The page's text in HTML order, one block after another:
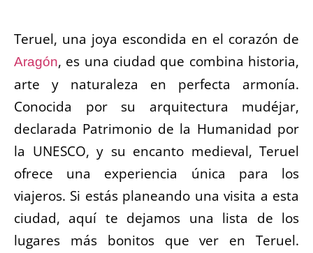
Teruel, una joya escondida en el corazón de
Aragón, es una ciudad que combina historia,
arte y naturaleza en perfecta armonía.
Conocida por su arquitectura mudéjar,
declarada Patrimonio de la Humanidad por
la UNESCO, y su encanto medieval, Teruel
ofrece una experiencia única para los
viajeros. Si estás planeando una visita a esta
ciudad, aquí te dejamos una lista de los
lugares más bonitos que ver en Teruel.